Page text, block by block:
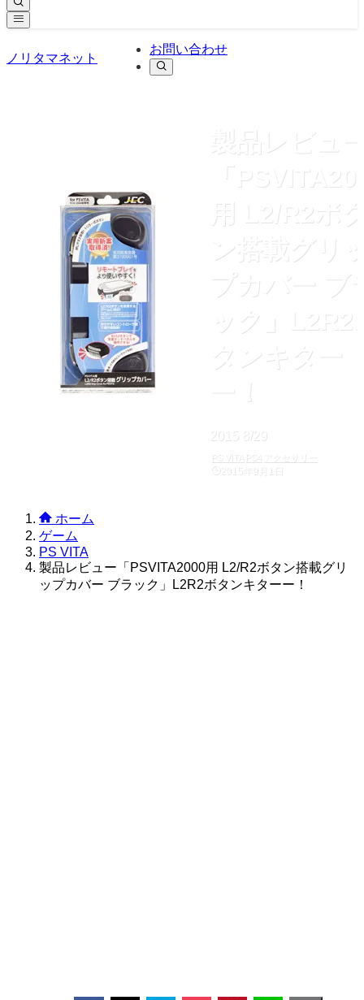
ノリタマネット
お問い合わせ
製品レビュ
「
用 L2/R2ボ
ン搭載グリ
プカバー ブ
ック」L2R2
タンキター
ー！
2015 8/29
PS VITA PS4
2015年9月1日
ホーム
ゲーム
PS VITA
製品レビュー「PSVITA2000用 L2/R2ボタン搭載グリ
ップカバー ブラック」L2R2ボタンキターー！